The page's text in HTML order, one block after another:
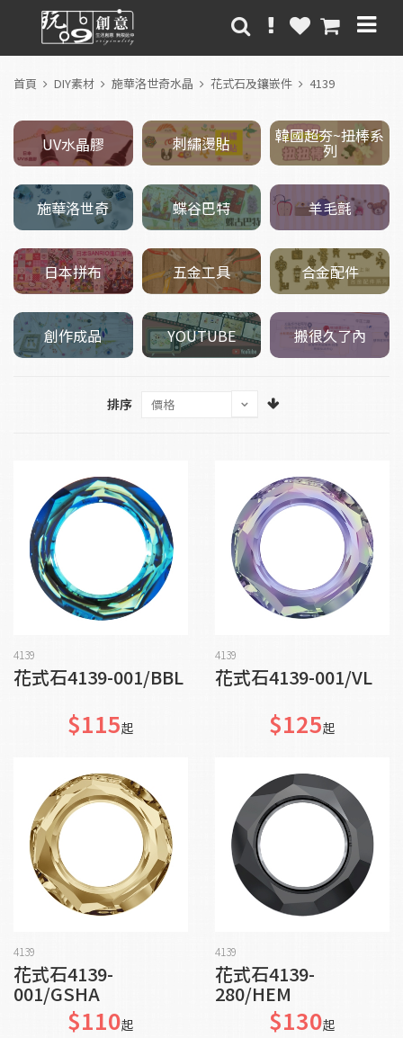
首頁 DIY素材 施華洛世奇水晶 花式石及鑲嵌件 4139
UV水晶膠 刺繡燙貼 韓國超夯~扭棒系
列
施華洛世奇 蝶谷巴特 羊毛氈
日本拼布 五金工具 合金配件
創作成品 YOUTUBE 搬很久了內
排序
4139
花式石4139-001/BBL
$115起
4139
花式石4139-001/VL
$125起
4139
花式石4139-
001/GSHA
$110起
4139
花式石4139-
280/HEM
$130起